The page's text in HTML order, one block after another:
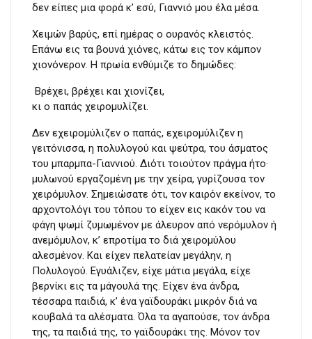
δεν είπες μια φορά κ’ εσύ, Γιαννιό μου έλα μέσα.
Χειμών βαρύς, επί ημέρας ο ουρανός κλειστός.
Επάνω εις τα βουνά χιόνες, κάτω εις τον κάμπον
χιονόνερον. Η πρωία ενθύμιζε το δημώδες:
Βρέχει, βρέχει και χιονίζει,
κι ο παπάς χειρομυλίζει.
Δεν εχειρομύλιζεν ο παπάς, εχειρομύλιζεν η
γειτόνισσα, η πολυλογού και ψεύτρα, του άσματος
του μπαρμπα-Γιαννιού. Διότι τοιούτον πράγμα ήτο·
μυλωνού εργαζομένη με την χείρα, γυρίζουσα τον
χειρόμυλον. Σημειώσατε ότι, τον καιρόν εκείνον, το
αρχοντολόγι του τόπου το είχεν εις κακόν του να
φάγη ψωμί ζυμωμένον με άλευρον από νερόμυλον ή
ανεμόμυλον, κ’ επροτίμα το διά χειρομύλου
αλεσμένον. Και είχεν πελατείαν μεγάλην, η
Πολυλογού. Εγυάλιζεν, είχε μάτια μεγάλα, είχε
βερνίκι εις τα μάγουλά της. Είχεν ένα άνδρα,
τέσσαρα παιδιά, κ’ ένα γαϊδουράκι μικρόν διά να
κουβαλά τα αλέσματα. Όλα τα αγαπούσε, τον άνδρα
της, τα παιδιά της, το γαϊδουράκι της. Μόνον τον